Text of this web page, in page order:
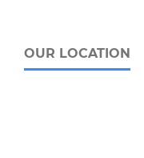
OUR LOCATION